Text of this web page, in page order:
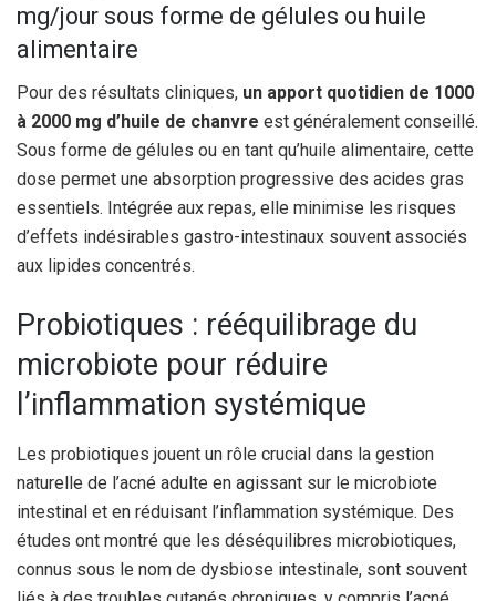
mg/jour sous forme de gélules ou huile
alimentaire
Pour des résultats cliniques, un apport quotidien de 1000
à 2000 mg d’huile de chanvre est généralement conseillé.
Sous forme de gélules ou en tant qu’huile alimentaire, cette
dose permet une absorption progressive des acides gras
essentiels. Intégrée aux repas, elle minimise les risques
d’effets indésirables gastro-intestinaux souvent associés
aux lipides concentrés.
Probiotiques : rééquilibrage du
microbiote pour réduire
l’inflammation systémique
Les probiotiques jouent un rôle crucial dans la gestion
naturelle de l’acné adulte en agissant sur le microbiote
intestinal et en réduisant l’inflammation systémique. Des
études ont montré que les déséquilibres microbiotiques,
connus sous le nom de dysbiose intestinale, sont souvent